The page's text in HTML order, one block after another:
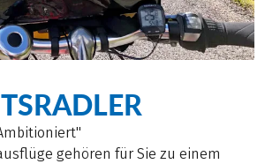
gehören für Sie zu einem